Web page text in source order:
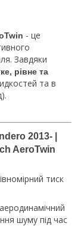
- це
Завдяки
рівне та
та в
2013- |
AeroTwin
тиск
шуму під час